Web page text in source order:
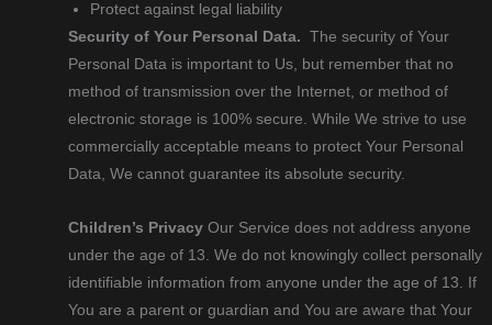
Protect against legal liability
Security of Your Personal Data. The security of Your
Personal Data is important to Us, but remember that no
method of transmission over the Internet, or method of
electronic storage is 100% secure. While We strive to use
commercially acceptable means to protect Your Personal
Data, We cannot guarantee its absolute security.
Children’s Privacy Our Service does not address anyone
under the age of 13. We do not knowingly collect personally
identifiable information from anyone under the age of 13. If
You are a parent or guardian and You are aware that Your